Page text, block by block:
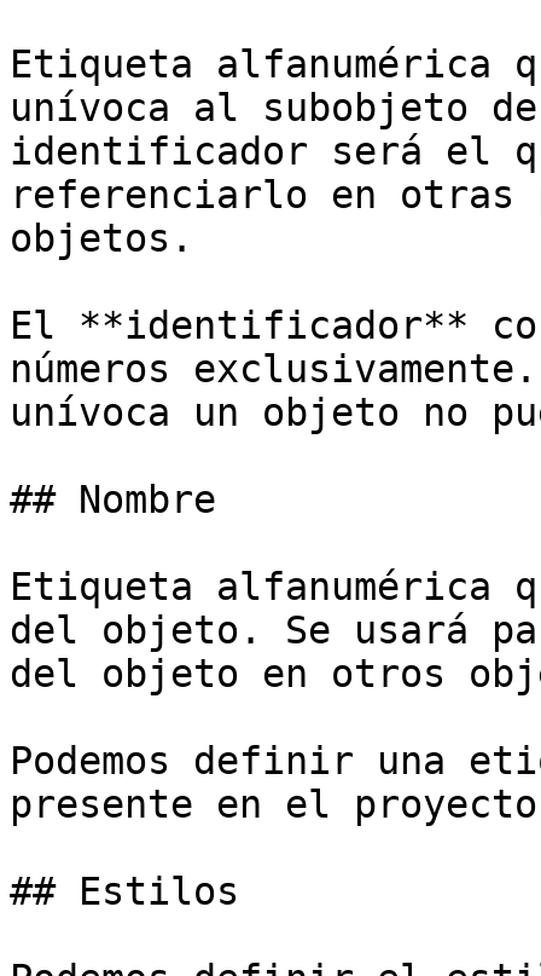
Etiqueta alfanumérica
unívoca al subobjeto
identificador será el
referenciarlo en otras
objetos.
El **identificador**
números
unívoca un objeto no
## Nombre
Etiqueta alfanumérica
del objeto. Se usará
del objeto en otros
Podemos definir una
presente en el
## Estilos